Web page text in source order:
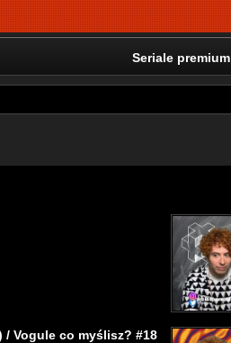
Seriale premium
/ Vogule co myślisz? #18